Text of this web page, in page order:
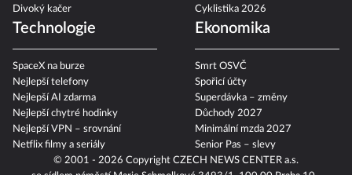
Divoký kačer
Cyklistika 2026
Technologie
SpaceX na burze
Nejlepší telefony
Nejlepší AI zdarma
Nejlepší chytré hodinky
Nejlepší VPN – srovnání
Netflix filmy a seriály
Ekonomika
Smrt OSVČ
Spořicí účty
Superdávka – změny
Důchody 2027
Minimální mzda 2027
Senior Pas – slevy
© 2001 - 2026 Copyright CZECH NEWS CENTER a.s.